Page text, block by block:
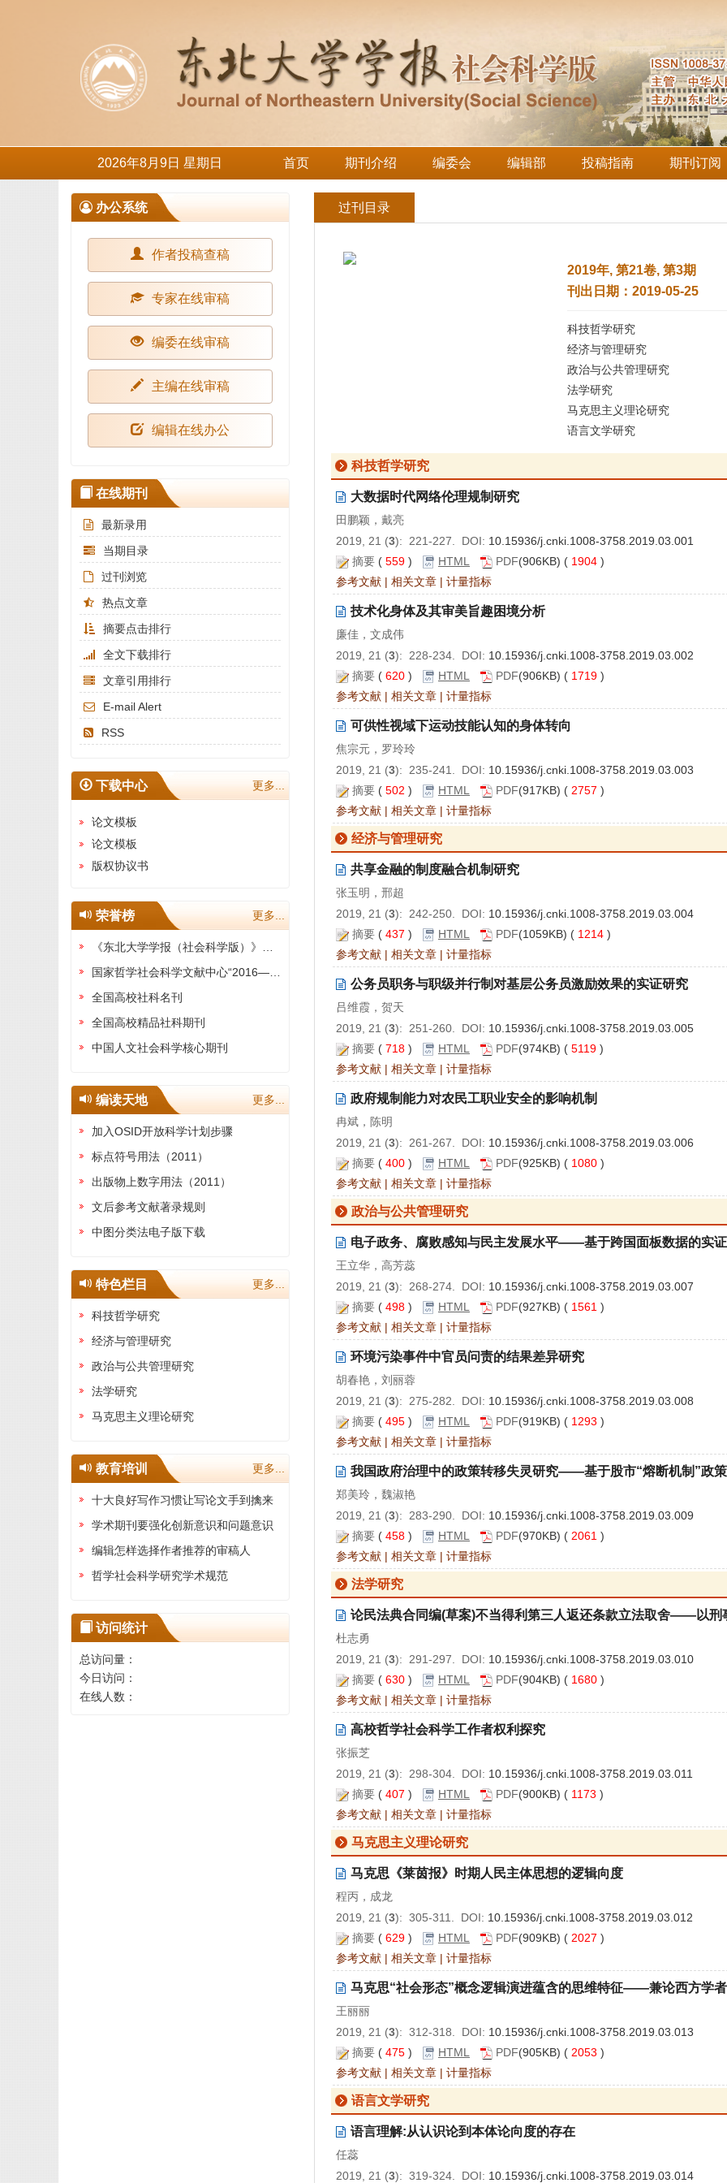
2026年8月9日 星期日 首页 期刊介绍 编委会 编辑部 投稿指南 期刊订阅
过刊目录
2019年, 第21卷, 第3期
刊出日期：2019-05-25
科技哲学研究
经济与管理研究
政治与公共管理研究
法学研究
马克思主义理论研究
语言文学研究
科技哲学研究
大数据时代网络伦理规制研究
田鹏颖，戴亮
2019, 21 (3): 221-227. DOI: 10.15936/j.cnki.1008-3758.2019.03.001
摘要 ( 559 ) HTML PDF(906KB) ( 1904 )
参考文献 | 相关文章 | 计量指标
技术化身体及其审美旨趣困境分析
廉佳，文成伟
2019, 21 (3): 228-234. DOI: 10.15936/j.cnki.1008-3758.2019.03.002
摘要 ( 620 ) HTML PDF(906KB) ( 1719 )
参考文献 | 相关文章 | 计量指标
可供性视域下运动技能认知的身体转向
焦宗元，罗玲玲
2019, 21 (3): 235-241. DOI: 10.15936/j.cnki.1008-3758.2019.03.003
摘要 ( 502 ) HTML PDF(917KB) ( 2757 )
参考文献 | 相关文章 | 计量指标
经济与管理研究
共享金融的制度融合机制研究
张玉明，邢超
2019, 21 (3): 242-250. DOI: 10.15936/j.cnki.1008-3758.2019.03.004
摘要 ( 437 ) HTML PDF(1059KB) ( 1214 )
参考文献 | 相关文章 | 计量指标
公务员职务与职级并行制对基层公务员激励效果的实证研究
吕维霞，贺天
2019, 21 (3): 251-260. DOI: 10.15936/j.cnki.1008-3758.2019.03.005
摘要 ( 718 ) HTML PDF(974KB) ( 5119 )
参考文献 | 相关文章 | 计量指标
政府规制能力对农民工职业安全的影响机制
冉斌，陈明
2019, 21 (3): 261-267. DOI: 10.15936/j.cnki.1008-3758.2019.03.006
摘要 ( 400 ) HTML PDF(925KB) ( 1080 )
参考文献 | 相关文章 | 计量指标
政治与公共管理研究
电子政务、腐败感知与民主发展水平——基于跨国面板数据的实
王立华，高芳蕊
2019, 21 (3): 268-274. DOI: 10.15936/j.cnki.1008-3758.2019.03.007
摘要 ( 498 ) HTML PDF(927KB) ( 1561 )
参考文献 | 相关文章 | 计量指标
环境污染事件中官员问责的结果差异研究
胡春艳，刘丽蓉
2019, 21 (3): 275-282. DOI: 10.15936/j.cnki.1008-3758.2019.03.008
摘要 ( 495 ) HTML PDF(919KB) ( 1293 )
参考文献 | 相关文章 | 计量指标
我国政府治理中的政策转移失灵研究——基于股市“熔断机制”政
郑美玲，魏淑艳
2019, 21 (3): 283-290. DOI: 10.15936/j.cnki.1008-3758.2019.03.009
摘要 ( 458 ) HTML PDF(970KB) ( 2061 )
参考文献 | 相关文章 | 计量指标
法学研究
论民法典合同编(草案)不当得利第三人返还条款立法取舍——以刑
杜志勇
2019, 21 (3): 291-297. DOI: 10.15936/j.cnki.1008-3758.2019.03.010
摘要 ( 630 ) HTML PDF(904KB) ( 1680 )
参考文献 | 相关文章 | 计量指标
高校哲学社会科学工作者权利探究
张振芝
2019, 21 (3): 298-304. DOI: 10.15936/j.cnki.1008-3758.2019.03.011
摘要 ( 407 ) HTML PDF(900KB) ( 1173 )
参考文献 | 相关文章 | 计量指标
马克思主义理论研究
马克思《莱茵报》时期人民主体思想的逻辑向度
程丙，成龙
2019, 21 (3): 305-311. DOI: 10.15936/j.cnki.1008-3758.2019.03.012
摘要 ( 629 ) HTML PDF(909KB) ( 2027 )
参考文献 | 相关文章 | 计量指标
马克思“社会形态”概念逻辑演进蕴含的思维特征——兼论西方学
王丽丽
2019, 21 (3): 312-318. DOI: 10.15936/j.cnki.1008-3758.2019.03.013
摘要 ( 475 ) HTML PDF(905KB) ( 2053 )
参考文献 | 相关文章 | 计量指标
语言文学研究
语言理解:从认识论到本体论向度的存在
任蕊
2019, 21 (3): 319-324. DOI: 10.15936/j.cnki.1008-3758.2019.03.014
办公系统
作者投稿查稿
专家在线审稿
编委在线审稿
主编在线审稿
编辑在线办公
在线期刊
最新录用
当期目录
过刊浏览
热点文章
摘要点击排行
全文下载排行
文章引用排行
E-mail Alert
RSS
下载中心 更多...
论文模板
论文模板
版权协议书
荣誉榜 更多...
全国高校社科名刊
全国高校精品社科期刊
中国人文社会科学核心期刊
编读天地 更多...
加入OSID开放科学计划步骤
标点符号用法（2011）
出版物上数字用法（2011）
文后参考文献著录规则
中图分类法电子版下载
特色栏目 更多...
科技哲学研究
经济与管理研究
政治与公共管理研究
法学研究
马克思主义理论研究
教育培训 更多...
十大良好写作习惯让写论文手到擒来
学术期刊要强化创新意识和问题意识
编辑怎样选择作者推荐的审稿人
哲学社会科学研究学术规范
访问统计
总访问量：
今日访问：
在线人数：